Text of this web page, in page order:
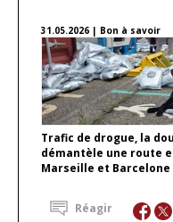
31.05.2026 | Bon à savoir
Trafic de drogue, la
démantèle une route
Marseille et Barcelone
Réagir